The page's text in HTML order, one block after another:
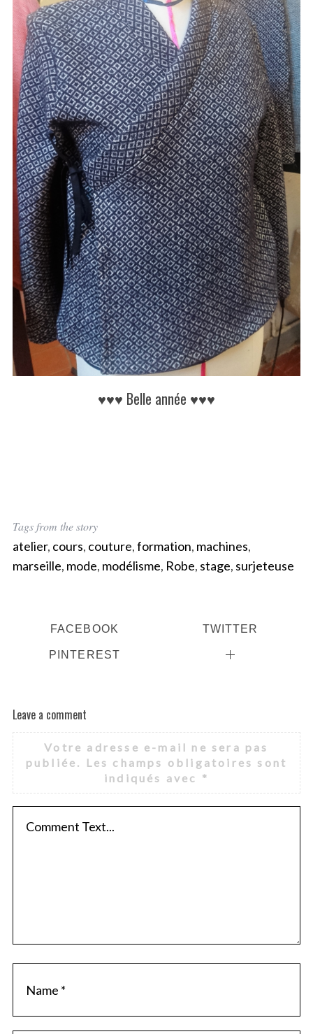
♥♥♥ Belle année ♥♥♥
Tags from the story
atelier, cours, couture,formation, machines,
marseille, mode, modélisme, Robe, stage, surjeteuse
FACEBOOK TWITTER
PINTEREST
Leave a comment
Votre adresse e-mail ne sera pas
publiée.
Les champs obligatoires sont
indiqués avec *